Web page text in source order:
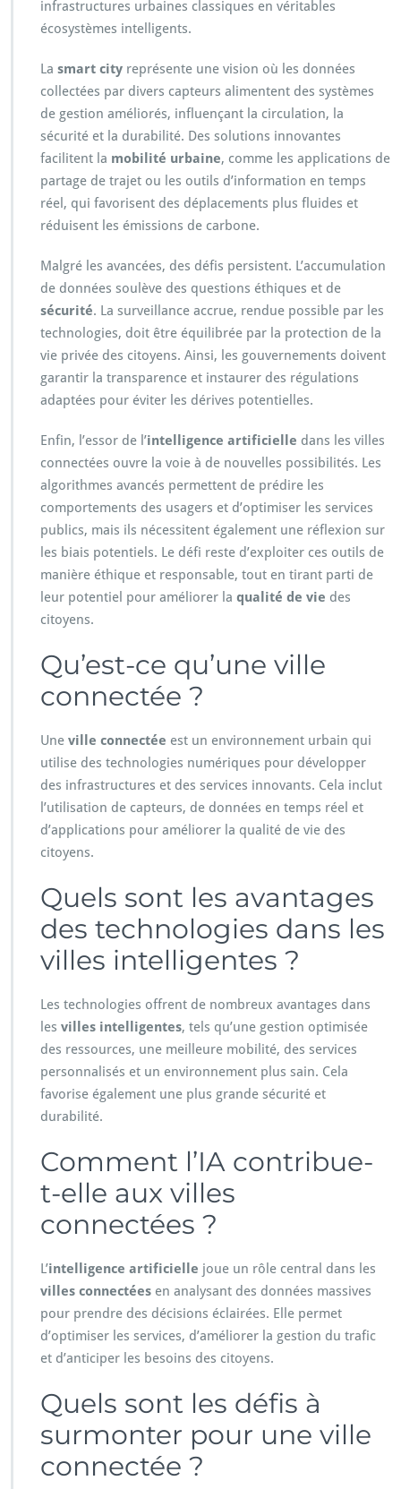
infrastructures urbaines classiques en véritables
écosystèmes intelligents.
La smart city représente une vision où les données
collectées par divers capteurs alimentent des systèmes
de gestion améliorés, influençant la circulation, la
sécurité et la durabilité. Des solutions innovantes
facilitent la mobilité urbaine, comme les applications de
partage de trajet ou les outils d’information en temps
réel, qui favorisent des déplacements plus fluides et
réduisent les émissions de carbone.
Malgré les avancées, des défis persistent. L’accumulation
de données soulève des questions éthiques et de
sécurité. La surveillance accrue, rendue possible par les
technologies, doit être équilibrée par la protection de la
vie privée des citoyens. Ainsi, les gouvernements doivent
garantir la transparence et instaurer des régulations
adaptées pour éviter les dérives potentielles.
Enfin, l’essor de l’intelligence artificielle dans les villes
connectées ouvre la voie à de nouvelles possibilités. Les
algorithmes avancés permettent de prédire les
comportements des usagers et d’optimiser les services
publics, mais ils nécessitent également une réflexion sur
les biais potentiels. Le défi reste d’exploiter ces outils de
manière éthique et responsable, tout en tirant parti de
leur potentiel pour améliorer la qualité de vie des
citoyens.
Qu’est-ce qu’une ville
connectée ?
Une ville connectée est un environnement urbain qui
utilise des technologies numériques pour développer
des infrastructures et des services innovants. Cela inclut
l’utilisation de capteurs, de données en temps réel et
d’applications pour améliorer la qualité de vie des
citoyens.
Quels sont les avantages
des technologies dans les
villes intelligentes ?
Les technologies offrent de nombreux avantages dans
les villes intelligentes, tels qu’une gestion optimisée
des ressources, une meilleure mobilité, des services
personnalisés et un environnement plus sain. Cela
favorise également une plus grande sécurité et
durabilité.
Comment l’IA contribue-
t-elle aux villes
connectées ?
L’intelligence artificielle joue un rôle central dans les
villes connectées en analysant des données massives
pour prendre des décisions éclairées. Elle permet
d’optimiser les services, d’améliorer la gestion du trafic
et d’anticiper les besoins des citoyens.
Quels sont les défis à
surmonter pour une ville
connectée ?